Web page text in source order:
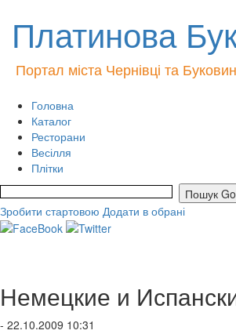
Платинова
Портал міста Чернівці та
Головна
Каталог
Ресторани
Весілля
Плітки
Зробити стартовою Додати в обрані
Немецкие и
- 22.10.2009 10:31